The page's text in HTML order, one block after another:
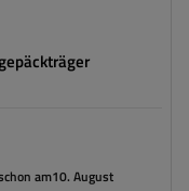
am10. August